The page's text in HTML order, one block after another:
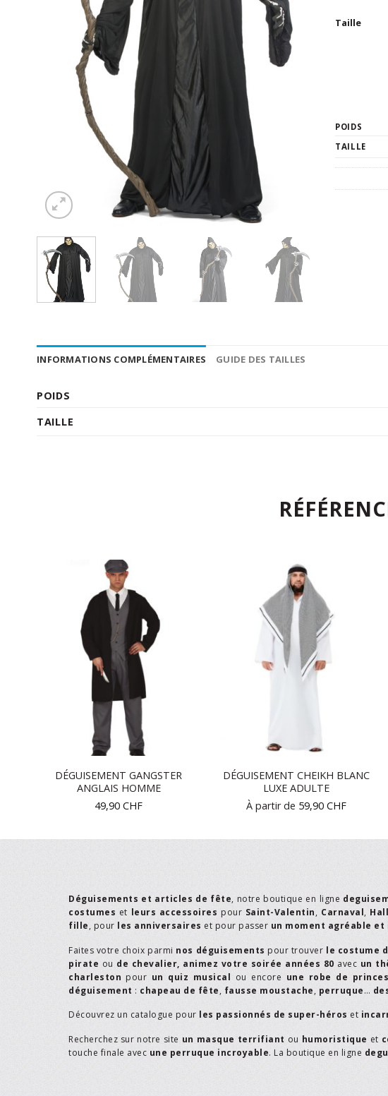
Taille
POIDS
TAILLE
INFORMATIONS COMPLÉMENTAIRES GUIDE DES TAILLES
POIDS
TAILLE
DÉGUISEMENT GANGSTER
ANGLAIS HOMME
49,90 CHF
DÉGUISEMENT CHEIKH BLANC
LUXE ADULTE
À partir de 59,90 CHF
Déguisements et articles de fête, notre boutique en ligne
costumes et leurs accessoires pour Saint-Valentin, Carnaval,
fille, pour les anniversaires et pour passer un moment agréable
Faites votre choix parmi nos déguisements pour trouver le costume
pirate ou de chevalier, animez votre soirée années 80 avec un
charleston pour un quiz musical ou encore une robe de
déguisement : chapeau de fête, fausse moustache, perruque…
Découvrez un catalogue pour les passionnés de super-héros et
Recherchez sur notre site un masque terrifiant ou humoristique et
touche finale avec une perruque incroyable. La boutique en ligne